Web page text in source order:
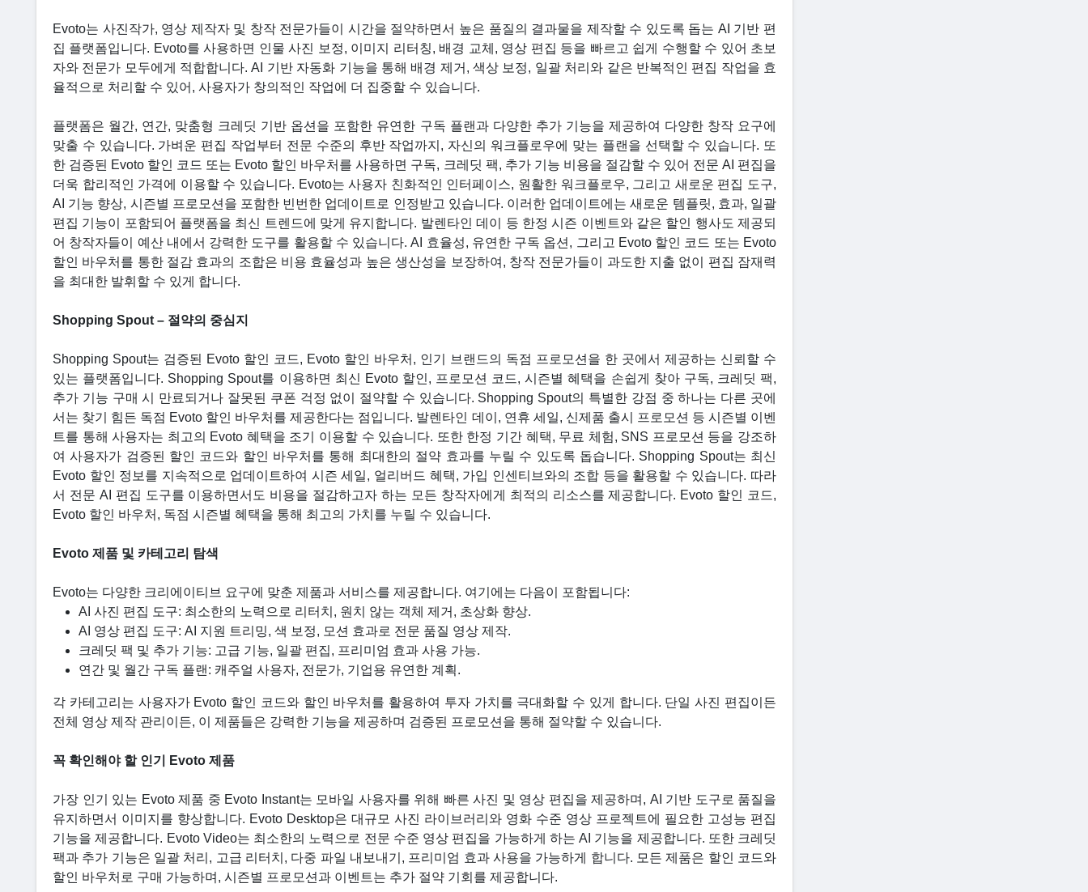
Evoto는 사진작가, 영상 제작자 및 창작 전문가들이 시간을 절약하면서 높은 품질의 결과물을 제작할 수 있도록 돕는 AI 기반 편
집 플랫폼입니다. Evoto를 사용하면 인물 사진 보정, 이미지 리터칭, 배경 교체, 영상 편집 등을 빠르고 쉽게 수행할 수 있어 초보
자와 전문가 모두에게 적합합니다. AI 기반 자동화 기능을 통해 배경 제거, 색상 보정, 일괄 처리와 같은 반복적인 편집 작업을 효
율적으로 처리할 수 있어, 사용자가 창의적인 작업에 더 집중할 수 있습니다.
플랫폼은 월간, 연간, 맞춤형 크레딧 기반 옵션을 포함한 유연한 구독 플랜과 다양한 추가 기능을 제공하여 다양한 창작 요구에
맞출 수 있습니다. 가벼운 편집 작업부터 전문 수준의 후반 작업까지, 자신의 워크플로우에 맞는 플랜을 선택할 수 있습니다. 또
한 검증된 Evoto 할인 코드 또는 Evoto 할인 바우처를 사용하면 구독, 크레딧 팩, 추가 기능 비용을 절감할 수 있어 전문 AI 편집을
더욱 합리적인 가격에 이용할 수 있습니다. Evoto는 사용자 친화적인 인터페이스, 원활한 워크플로우, 그리고 새로운 편집 도구,
AI 기능 향상, 시즌별 프로모션을 포함한 빈번한 업데이트로 인정받고 있습니다. 이러한 업데이트에는 새로운 템플릿, 효과, 일괄
편집 기능이 포함되어 플랫폼을 최신 트렌드에 맞게 유지합니다. 발렌타인 데이 등 한정 시즌 이벤트와 같은 할인 행사도 제공되
어 창작자들이 예산 내에서 강력한 도구를 활용할 수 있습니다. AI 효율성, 유연한 구독 옵션, 그리고 Evoto 할인 코드 또는 Evoto
할인 바우처를 통한 절감 효과의 조합은 비용 효율성과 높은 생산성을 보장하여, 창작 전문가들이 과도한 지출 없이 편집 잠재력
을 최대한 발휘할 수 있게 합니다.
Shopping Spout – 절약의 중심지
Shopping Spout는 검증된 Evoto 할인 코드, Evoto 할인 바우처, 인기 브랜드의 독점 프로모션을 한 곳에서 제공하는 신뢰할 수
있는 플랫폼입니다. Shopping Spout를 이용하면 최신 Evoto 할인, 프로모션 코드, 시즌별 혜택을 손쉽게 찾아 구독, 크레딧 팩,
추가 기능 구매 시 만료되거나 잘못된 쿠폰 걱정 없이 절약할 수 있습니다. Shopping Spout의 특별한 강점 중 하나는 다른 곳에
서는 찾기 힘든 독점 Evoto 할인 바우처를 제공한다는 점입니다. 발렌타인 데이, 연휴 세일, 신제품 출시 프로모션 등 시즌별 이벤
트를 통해 사용자는 최고의 Evoto 혜택을 조기 이용할 수 있습니다. 또한 한정 기간 혜택, 무료 체험, SNS 프로모션 등을 강조하
여 사용자가 검증된 할인 코드와 할인 바우처를 통해 최대한의 절약 효과를 누릴 수 있도록 돕습니다. Shopping Spout는 최신
Evoto 할인 정보를 지속적으로 업데이트하여 시즌 세일, 얼리버드 혜택, 가입 인센티브와의 조합 등을 활용할 수 있습니다. 따라
서 전문 AI 편집 도구를 이용하면서도 비용을 절감하고자 하는 모든 창작자에게 최적의 리소스를 제공합니다. Evoto 할인 코드,
Evoto 할인 바우처, 독점 시즌별 혜택을 통해 최고의 가치를 누릴 수 있습니다.
Evoto 제품 및 카테고리 탐색
Evoto는 다양한 크리에이티브 요구에 맞춘 제품과 서비스를 제공합니다. 여기에는 다음이 포함됩니다:
AI 사진 편집 도구: 최소한의 노력으로 리터치, 원치 않는 객체 제거, 초상화 향상.
AI 영상 편집 도구: AI 지원 트리밍, 색 보정, 모션 효과로 전문 품질 영상 제작.
크레딧 팩 및 추가 기능: 고급 기능, 일괄 편집, 프리미엄 효과 사용 가능.
연간 및 월간 구독 플랜: 캐주얼 사용자, 전문가, 기업용 유연한 계획.
각 카테고리는 사용자가 Evoto 할인 코드와 할인 바우처를 활용하여 투자 가치를 극대화할 수 있게 합니다. 단일 사진 편집이든
전체 영상 제작 관리이든, 이 제품들은 강력한 기능을 제공하며 검증된 프로모션을 통해 절약할 수 있습니다.
꼭 확인해야 할 인기 Evoto 제품
가장 인기 있는 Evoto 제품 중 Evoto Instant는 모바일 사용자를 위해 빠른 사진 및 영상 편집을 제공하며, AI 기반 도구로 품질을
유지하면서 이미지를 향상합니다. Evoto Desktop은 대규모 사진 라이브러리와 영화 수준 영상 프로젝트에 필요한 고성능 편집
기능을 제공합니다. Evoto Video는 최소한의 노력으로 전문 수준 영상 편집을 가능하게 하는 AI 기능을 제공합니다. 또한 크레딧
팩과 추가 기능은 일괄 처리, 고급 리터치, 다중 파일 내보내기, 프리미엄 효과 사용을 가능하게 합니다. 모든 제품은 할인 코드와
할인 바우처로 구매 가능하며, 시즌별 프로모션과 이벤트는 추가 절약 기회를 제공합니다.